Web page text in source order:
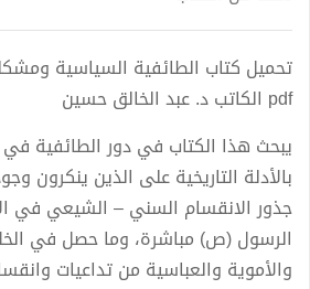
تحميل كتاب الطائفية السياسية
pdf الكاتب د. عبد الخالق حسين
يبحث هذا الكتاب في دور الطائفية في
بالأدلة التاريخية على الذين ينكرون
جذور الانقسام السني – الشيعي في
الرسول (ص) مباشرة، وما حصل في
والأموية والعباسية من تداعيات